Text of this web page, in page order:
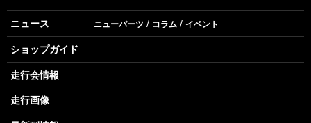
ニュース ニューパーツ コラム イベント
ショップガイド
走行会情報
走行画像